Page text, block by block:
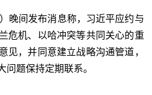
晚间发布消息称，习近平应约与
危机、以哈冲突等共同关心的重
见，并同意建立战略沟通管道，
问题保持定期联系。